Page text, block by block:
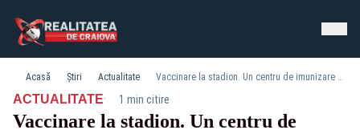
Acasă Știri Actualitate Vaccinare la stadion. Un centru de imunizare non-stop, din 10 mai, pe "Oblemenco" din Craiova
ACTUALITATE· 1 min citire
Vaccinare la stadion. Un centru de